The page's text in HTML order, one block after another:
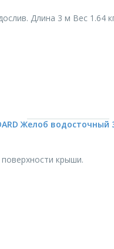
Длина 3 м Вес 1.64
Желоб водосточный
крыши.